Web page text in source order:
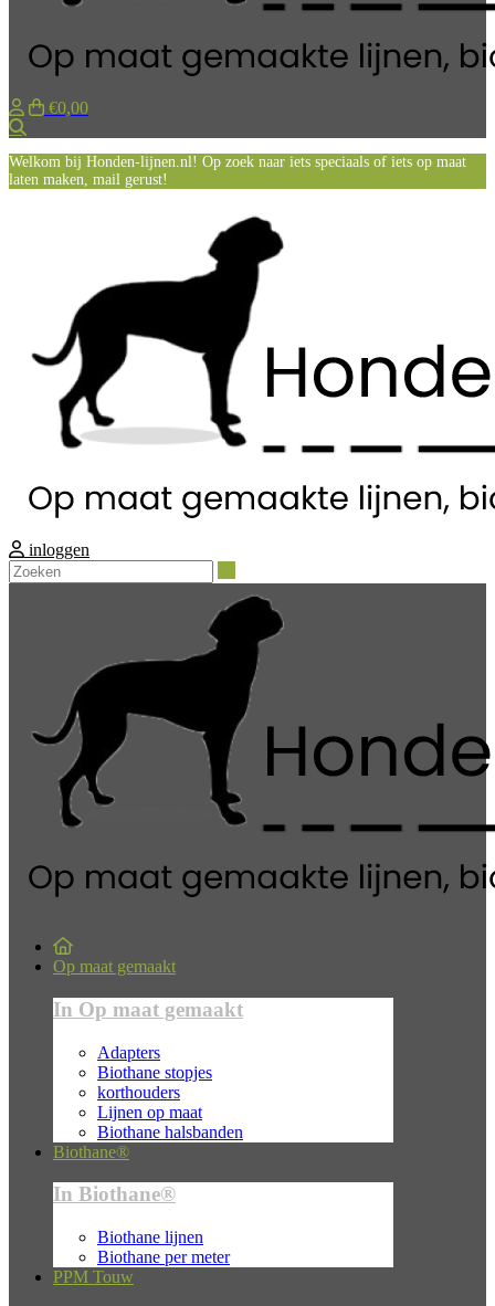
€0,00
Welkom bij Honden-lijnen.nl! Op zoek naar iets speciaals of iets op maat
laten maken, mail gerust!
inloggen
Op maat gemaakt
In Op maat gemaakt
Adapters
Biothane stopjes
korthouders
Lijnen op maat
Biothane halsbanden
Biothane®
In Biothane®
Biothane lijnen
Biothane per meter
PPM Touw